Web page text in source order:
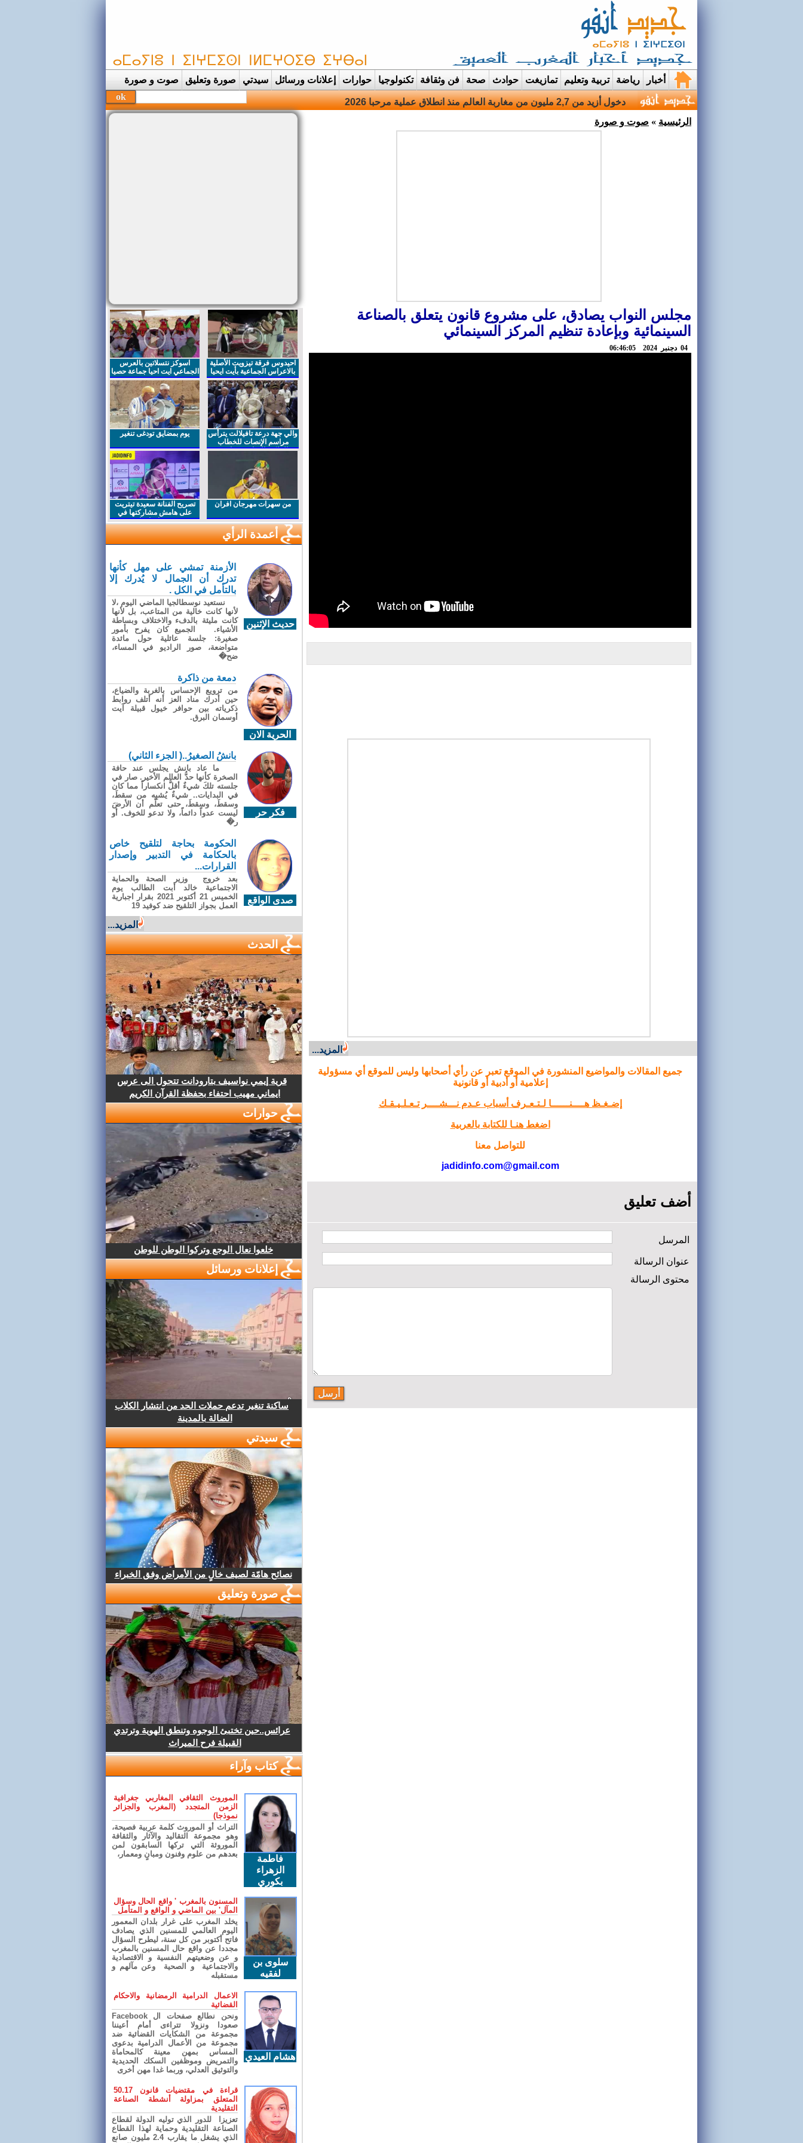
أخبار رياضة تربية وتعليم تمازيغت حوادث صحة فن وثقافة تكنولوجيا حوارات إعلانات ورسائل سيدتي صورة وتعليق صوت و صورة
قرية إيمي نواسيف بتارودان |
الرئيسية » صوت و صورة
مجلس النواب يصادق، على مشروع قانون يتعلق بالصناعة
السينمائية وبإعادة تنظيم المركز السينمائي
المزيد...
جميع المقالات والمواضيع المنشورة في الموقع تعبر عن رأي أصحابها وليس للموقع أي مسؤولية
إعلامية أو أدبية أو قانونية
إضـغـظ هــــنــــــا لـتـعـرف أسباب عـدم نـــشــــر تـعـلـيـقـك
اضغط هنـا للكتابة بالعربية
للتواصل معنا
jadidinfo.com@gmail.com
أضف تعليق
المرسل
عنوان الرسالة
محتوى الرسالة
احيدوس فرقة تيزويت الأصلية
بالاعراس الجماعية بأيت ايحيا
اسوكز نتسلاتين بالعرس
الجماعي ايت احيا جماعة حصيا
والي جهة درعة تافيلالت يترأس
مراسم الإنصات للخطاب
الملكي السامي بمناسبة
يوم بمضايق تودغى تنغير
من سهرات مهرجان افران
تصريح الفنانة سعيدة تيتريت
على هامش مشاركتها في
مهرجان افران
أعمدة الرأي
حديث الإثنين
الأزمنة تمشي على مهل كأنها
تدرك أن الجمال لا يُدرك إلا
بالتأمل في الكل .
نستعيد نوسطالجيا الماضي اليوم ،لا
لأنها كانت خالية من المتاعب، بل لأنها
كانت مليئة بالدفء والاختلاف وبساطة
الأشياء. الجميع كان يفرح بأمور
صغيرة: جلسة عائلية حول مائدة
متواضعة، صور الراديو في المساء،
ضح�
الحرية الان
دمعة من ذاكرة
من ترويع الإحساس بالغربة والضياع،
حين أدرك مناد العز أنه أتلف روابط
ذكرياته بين حوافر خيول قبيلة آيت
أوسمان البرق.
فكر حر
بانشُ الصغيرُ..( الجزء الثاني)
ما عاد بانش يجلس عند حافة
الصخرة كأنها حدُّ العالم الأخير. صار في
جلسته تلكَ شيءٌ أقلُّ انكساراً مما كان
في البدايات.. شيءٌ يُشبِه من سقطَ،
وسقطَ، وسقطَ، حتى تعلّم أن الأرضَ
ليست عدواً دائماً، ولا تدعو للخوف. أو
ر�
صدى الواقع
الحكومة بحاجة لتلقيح خاص
بالحكامة في التدبير وإصدار
القرارات...
بعد خروج وزير الصحة والحماية
الاجتماعية خالد أبت الطالب يوم
الخميس 21 أكتوبر 2021 بقرار اجبارية
العمل بجواز التلقيح ضد كوفيد 19
المزيد...
الحدث
قرية إيمي نواسيف بتارودانت تتحول الى عرس
ايماني مهيب احتفاء بحفظة القرآن الكريم
حوارات
خلعوا نعال الوجع وتركوا الوطن للوطن
إعلانات ورسائل
ساكنة تنغير تدعم حملات الحد من انتشار الكلاب
الضالة بالمدينة
سيدتي
نصائح هامّة لصيف خالٍ من الأمراض وفق الخبراء
صورة وتعليق
عرائس..حين تختبئ الوجوه وتنطق الهوية وترتدي
القبيلة فرح الميراث
كتاب وآراء
فاطمة
الزهراء
بكوري
الموروث الثقافي المغاربي جغرافية
الزمن المتجدد (المغرب والجزائر
نموذجا)
التراث أو الموروث كلمة عربية فصيحة،
وهو مجموعة التقاليد والآثار والثقافة
الموروثة التي تركها السابقون لمن
بعدهم من علوم وفنون ومبانٍ ومعمار،
سلوى بن
لفقيه
المسنون بالمغرب ' واقع الحال وسؤال
المآل' بين الماضي و الواقع و المتأمل
يخلد المغرب على غرار بلدان المعمور
اليوم العالمي للمسنين الذي يصادف
فاتح أكتوبر من كل سنة، ليطرح السؤال
مجددا عن واقع حال المسنين بالمغرب
و عن وضعيتهم النفسية و الاقتصادية
والاجتماعية و الصحية وعن مآلهم و
مستقبله
هشام العيدي
الاعمال الدرامية الرمضانية والاحكام
القضائية
ونحن نطالع صفحات ال Facebook
صعودا ونزولا تتراءى أمام أعيننا
مجموعة من الشكايات القضائية ضد
مجموعة من الأعمال الدرامية بدعوى
المساس بمهن معينة كالمحاماة
والتمريض وموظفين السكك الحديدية
والتوثيق العدلي، وربما غدا مهن أخرى
قراءة في مقتضيات قانون 50.17
المتعلق بمزاولة أنشطة الصناعة
التقليدية
تعزيزا للدور الذي توليه الدولة لقطاع
الصناعة التقليدية وحماية لهذا القطاع
الذي يشغل ما يقارب 2.4 مليون صانع